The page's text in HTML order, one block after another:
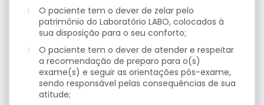
O paciente tem o dever de zelar pelo
patrimônio do Laboratório LABO, colocados à
sua disposição para o seu conforto;
O paciente tem o dever de atender e respeitar
a recomendação de preparo para o(s)
exame(s) e seguir as orientações pós-exame,
sendo responsável pelas consequências de sua
atitude;